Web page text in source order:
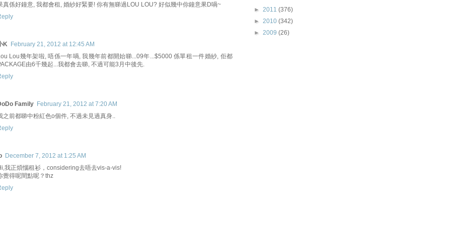
真係好鐘意, 我都會租, 婚紗好緊要! 你有無睇過LOU LOU? 好似幾中你鐘意果D喎~
K February 21, 2012 at 12:45 AM
Lou幾年架啦, 唔係一年喎, 我幾年前都開始睇...09年...$5000 係單租一件婚紗, 佢都
由6千幾起...我都會去睇, 不過可能3月中後先.
Family February 21, 2012 at 7:20 AM
之前都睇中粉紅色o個件, 不過未見過真身..
December 7, 2012 at 1:25 AM
我正煩惱租衫，considering去唔去vis-a-vis!
覺得呢間點呢？thz
► 2011 (376)
► 2010 (342)
► 2009 (26)